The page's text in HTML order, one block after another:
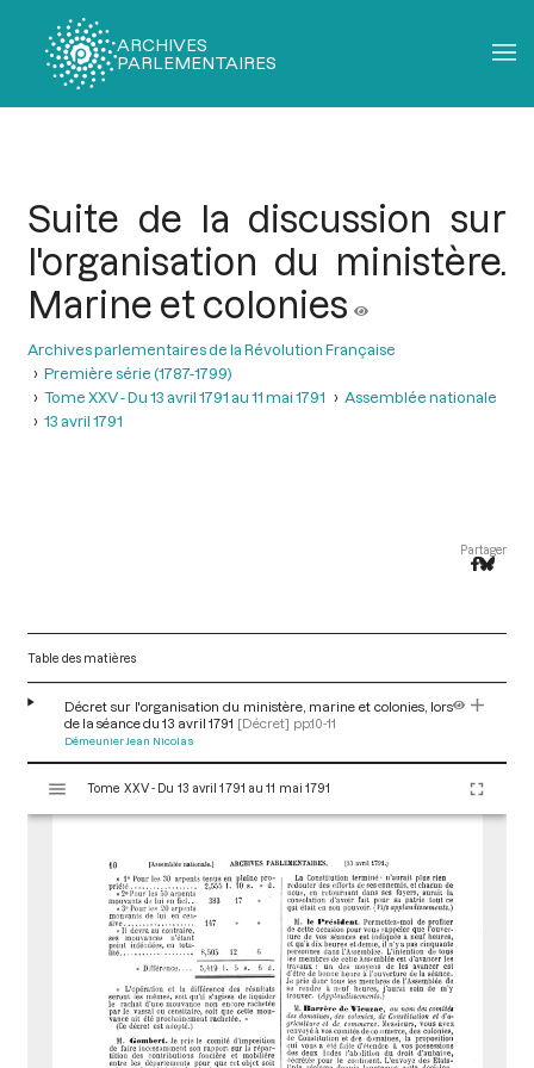
ARCHIVES
PARLEMENTAIRES
Suite de la discussion sur
l'organisation du ministère.
Marine et colonies
Archives parlementaires de la Révolution Française
Première série (1787-1799)
Tome XXV - Du 13 avril 1791 au 11 mai 1791
Assemblée nationale
13 avril 1791
Partager
Table des matières
Décret sur l'organisation du ministère, marine et colonies, lors
de la séance du 13 avril 1791 [Décret] pp.10-11
Démeunier Jean Nicolas
s
Tome XXV - Du 13 avril 1791 au 11 mai 1791